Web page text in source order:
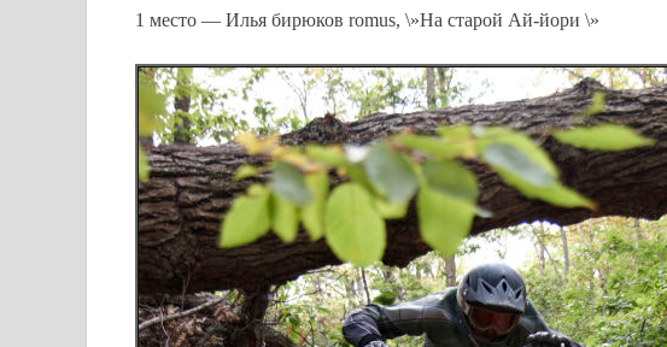
1 место — Илья бирюков romus, \»На старой Ай-йори \»